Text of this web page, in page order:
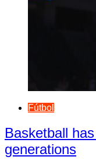
Fútbol
Basketball
generations